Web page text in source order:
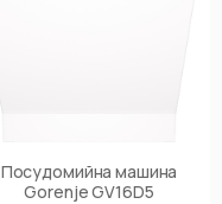
Посудомийна машина
Gorenje GV16D5